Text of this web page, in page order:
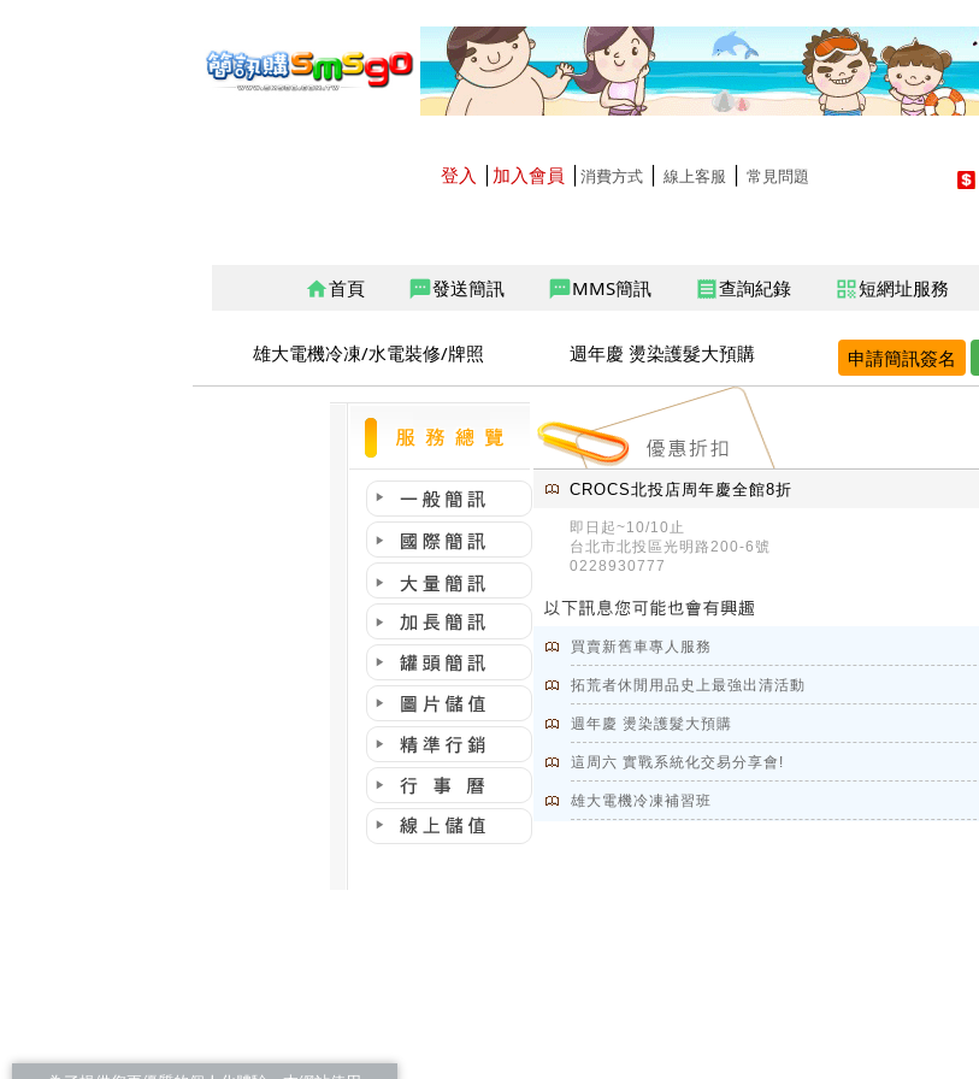
登入 加入會員 消費方式 線上客服 常見問題
home首頁 sms發送簡訊 smsMMS簡訊 receipt 查詢紀錄 qr_code短網址服務
雄大電機冷凍/水電裝修/牌照 週年慶 燙染護髮大預購 申請簡訊簽名
CROCS北投店周年慶全館8折
即日起~10/10止
台北市北投區光明路200-6號
0228930777
買賣新舊車專人服務
拓荒者休閒用品史上最強出清活動
週年慶 燙染護髮大預購
這周六 實戰系統化交易分享會!
雄大電機冷凍補習班